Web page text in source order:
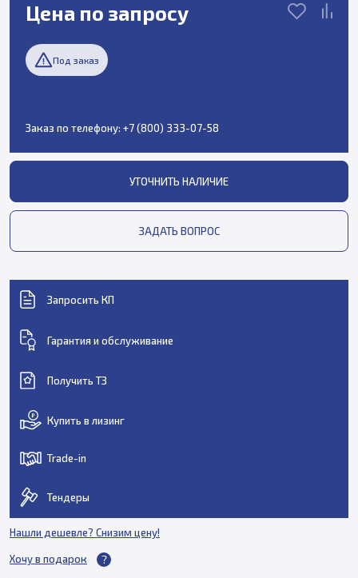
Цена по запросу
Под заказ
Заказ по телефону: +7 (800) 333-07-58
УТОЧНИТЬ НАЛИЧИЕ
ЗАДАТЬ ВОПРОС
Запросить КП
Гарантия и обслуживание
Получить ТЗ
Купить в лизинг
Trade-in
Тендеры
Нашли дешевле? Снизим цену!
Хочу в подарок